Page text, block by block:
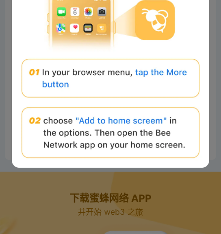
alameen44
2025-10-08 22:01:06
muran Readers 2025-02-26 09:41:06
0 Reply
下载蜜蜂网络 APP
并开始 web3 之旅